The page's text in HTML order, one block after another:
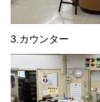
3.カウンター